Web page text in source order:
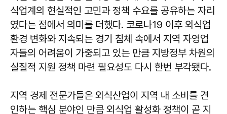
식업계의 현실적인 고민과 정책 수요를 공유하는 자리
였다는 점에서 의미를 더했다. 코로나19 이후 외식업
환경 변화와 지속되는 경기 침체 속에서 지역 자영업
자들의 어려움이 가중되고 있는 만큼 지방정부 차원의
실질적 지원 정책 마련 필요성도 다시 한번 부각됐다.
지역 경제 전문가들은 외식산업이 지역 내 소비를 견
인하는 핵심 분야인 만큼 외식업 활성화 정책이 곧 지